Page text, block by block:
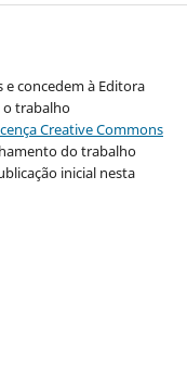
concedem à Editora
o trabalho
Creative Commons
do trabalho
inicial nesta